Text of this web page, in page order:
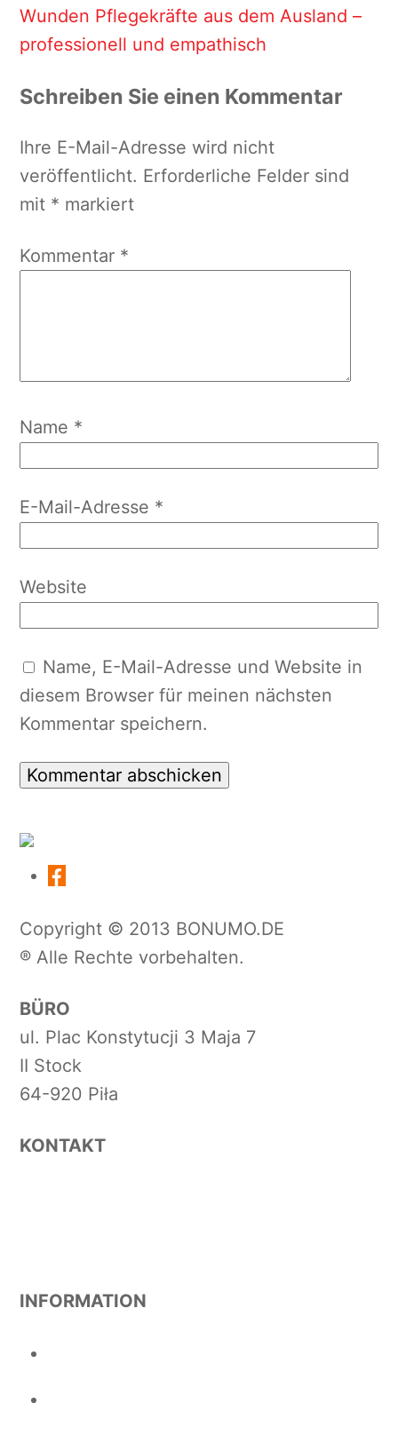
Wunden Pflegekräfte aus dem Ausland –
professionell und empathisch
Schreiben Sie einen Kommentar
Ihre E-Mail-Adresse wird nicht
veröffentlicht. Erforderliche Felder sind
mit * markiert
Kommentar *
Name *
E-Mail-Adresse *
Website
Name, E-Mail-Adresse und Website in
diesem Browser für meinen nächsten
Kommentar speichern.
Copyright © 2013 BONUMO.DE
® Alle Rechte vorbehalten.
BÜRO
ul. Plac Konstytucji 3 Maja 7
II Stock
64-920 Piła
KONTAKT
INFORMATION